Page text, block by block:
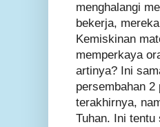
menghalangi
bekerja,
Kemiskinan
memperkaya
artinya? Ini
persembahan
terakhirnya,
Tuhan. Ini tentu